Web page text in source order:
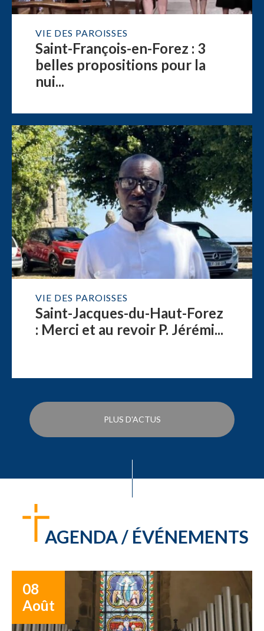
VIE DES PAROISSES
Saint-François-en-Forez : 3
belles propositions pour la
nui...
VIE DES PAROISSES
Saint-Jacques-du-Haut-Forez
: Merci et au revoir P. Jérémi...
PLUS D'ACTUS
AGENDA / ÉVÉNEMENTS
08
Août